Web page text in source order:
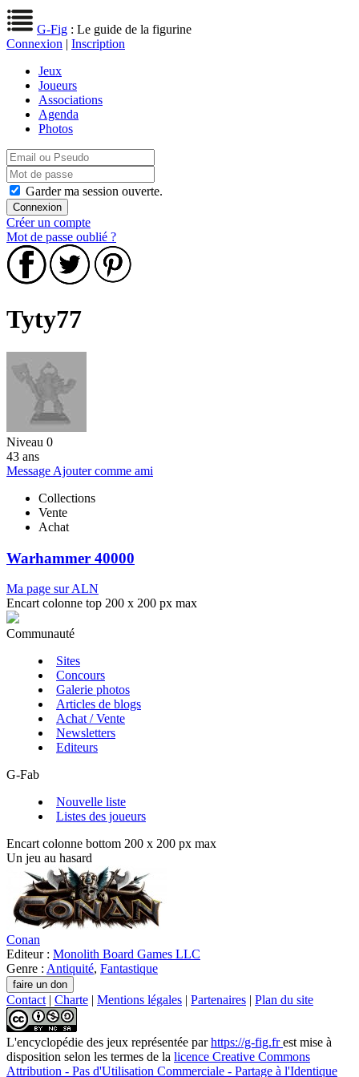
G-Fig : Le guide de la figurine
Connexion | Inscription
Jeux
Joueurs
Associations
Agenda
Photos
Garder ma session ouverte.
Créer un compte
Mot de passe oublié ?
Tyty77
Niveau 0
43 ans
Message Ajouter comme ami
Collections
Vente
Achat
Warhammer 40000
Ma page sur ALN
Encart colonne top 200 x 200 px max
Communauté
Sites
Concours
Galerie photos
Articles de blogs
Achat / Vente
Newsletters
Editeurs
G-Fab
Nouvelle liste
Listes des joueurs
Encart colonne bottom 200 x 200 px max
Un jeu au hasard
Conan
Editeur : Monolith Board Games LLC
Genre : Antiquité, Fantastique
Contact | Charte | Mentions légales | Partenaires | Plan du site
L'encyclopédie des jeux représentée parhttps://g-fig.frest mise à
disposition selon les termes de la licence Creative Commons
Attribution - Pas d'Utilisation Commerciale - Partage à l'Identique